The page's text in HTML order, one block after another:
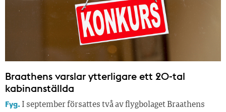
Braathens varslar ytterligare ett 20-tal
kabinanställda
Fyg. I september försattes två av flygbolaget Braathens